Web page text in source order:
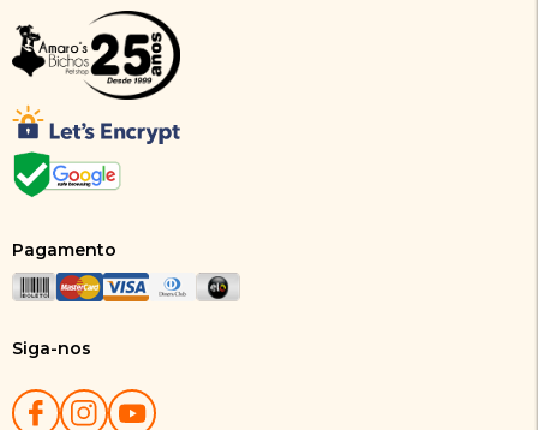
Pagamento
Siga-nos